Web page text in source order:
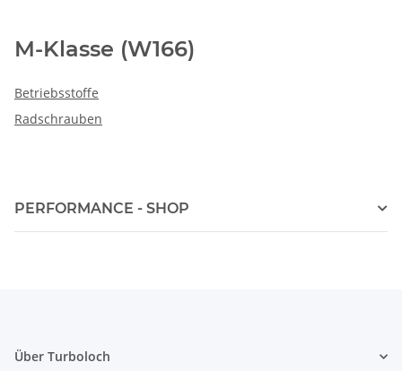
M-Klasse (W166)
Betriebsstoffe
Radschrauben
PERFORMANCE - SHOP
Über Turboloch